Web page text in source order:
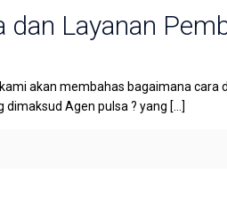
Layanan
akan membahas bagaimana cara
dimaksud Agen pulsa ? yang […]